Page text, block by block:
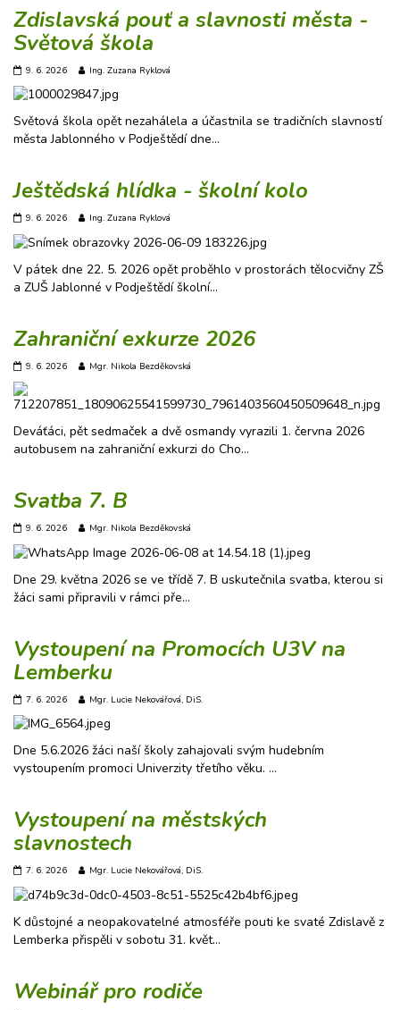
Zdislavská pouť a slavnosti města -
Světová škola
9. 6. 2026 Ing. Zuzana Ryklová
Světová škola opět nezahálela a účastnila se tradičních slavností
města Jablonného v Podještědí dne…
Ještědská hlídka - školní kolo
9. 6. 2026 Ing. Zuzana Ryklová
V pátek dne 22. 5. 2026 opět proběhlo v prostorách tělocvičny ZŠ
a ZUŠ Jablonné v Podještědí školní…
Zahraniční exkurze 2026
9. 6. 2026 Mgr. Nikola Bezděkovská
Deváťáci, pět sedmaček a dvě osmandy vyrazili 1. června 2026
autobusem na zahraniční exkurzi do Cho…
Svatba 7. B
9. 6. 2026 Mgr. Nikola Bezděkovská
Dne 29. května 2026 se ve třídě 7. B uskutečnila svatba, kterou si
žáci sami připravili v rámci pře…
Vystoupení na Promocích U3V na
Lemberku
7. 6. 2026 Mgr. Lucie Nekovářová, DiS.
Dne 5.6.2026 žáci naší školy zahajovali svým hudebním
vystoupením promoci Univerzity třetího věku. …
Vystoupení na městských
slavnostech
7. 6. 2026 Mgr. Lucie Nekovářová, DiS.
K důstojné a neopakovatelné atmosféře pouti ke svaté Zdislavě z
Lemberka přispěli v sobotu 31. květ…
Webinář pro rodiče